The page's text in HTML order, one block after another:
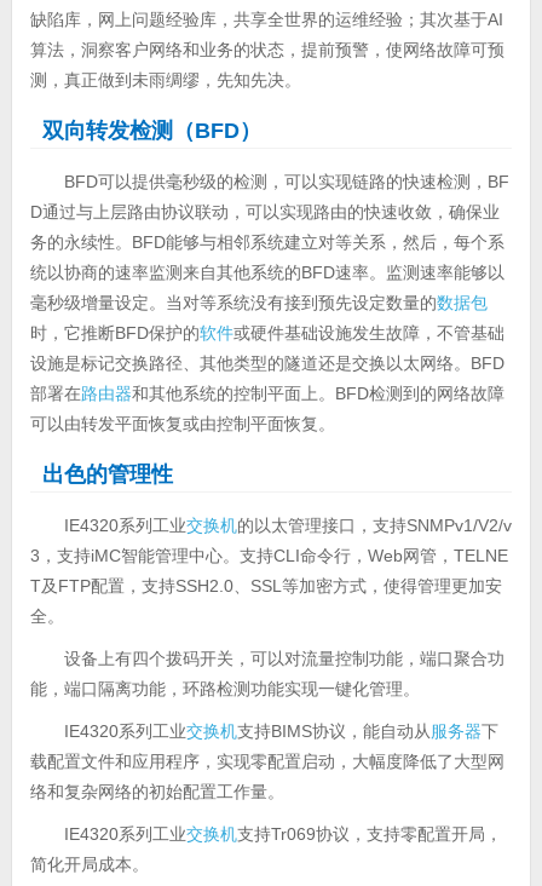
缺陷库，网上问题经验库，共享全世界的运维经验；其次基于AI
算法，洞察客户网络和业务的状态，提前预警，使网络故障可预
测，真正做到未雨绸缪，先知先决。
双向转发检测（BFD）
BFD可以提供毫秒级的检测，可以实现链路的快速检测，BF
D通过与上层路由协议联动，可以实现路由的快速收敛，确保业
务的永续性。BFD能够与相邻系统建立对等关系，然后，每个系
统以协商的速率监测来自其他系统的BFD速率。监测速率能够以
毫秒级增量设定。当对等系统没有接到预先设定数量的数据包
时，它推断BFD保护的软件或硬件基础设施发生故障，不管基础
设施是标记交换路径、其他类型的隧道还是交换以太网络。BFD
部署在路由器和其他系统的控制平面上。BFD检测到的网络故障
可以由转发平面恢复或由控制平面恢复。
出色的管理性
IE4320系列工业交换机的以太管理接口，支持SNMPv1/V2/v
3，支持iMC智能管理中心。支持CLI命令行，Web网管，TELNE
T及FTP配置，支持SSH2.0、SSL等加密方式，使得管理更加安
全。
设备上有四个拨码开关，可以对流量控制功能，端口聚合功
能，端口隔离功能，环路检测功能实现一键化管理。
IE4320系列工业交换机支持BIMS协议，能自动从服务器下
载配置文件和应用程序，实现零配置启动，大幅度降低了大型网
络和复杂网络的初始配置工作量。
IE4320系列工业交换机支持Tr069协议，支持零配置开局，
简化开局成本。